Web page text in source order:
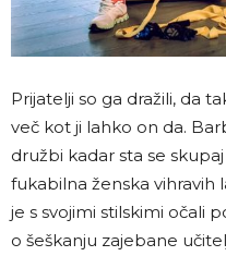
Prijatelji so ga dražili, da
več kot ji lahko on da.
družbi kadar sta se
fukabilna ženska vihravih
je s svojimi stilskimi očali
o šeškanju zajebane